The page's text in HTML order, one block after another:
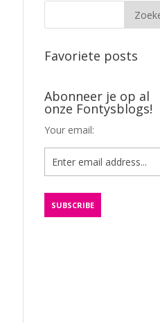
Favoriete posts
Abonneer je op al
onze Fontysblogs!
Your email: